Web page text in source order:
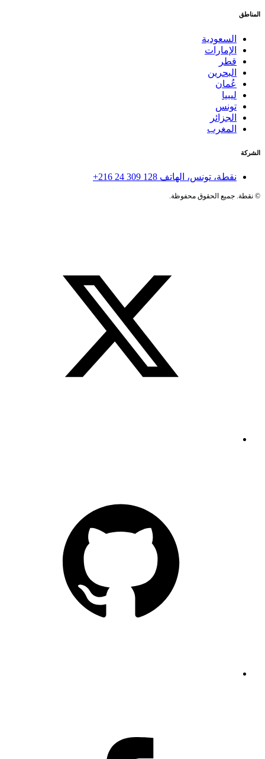
المناطق
السعودية
الإمارات
قطر
البحرين
عُمان
ليبيا
تونس
الجزائر
المغرب
الشركة
نقطة، تونس، الهاتف+216 24 309 128
©نقطة. جميع الحقوق محفوظة.